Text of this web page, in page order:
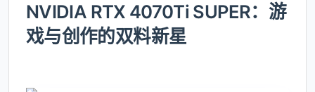
NVIDIA RTX 4070Ti SUPER：游
戏与创作的双料新星